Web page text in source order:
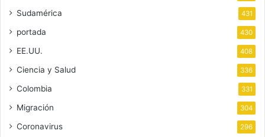
Sudamérica 431
portada 430
EE.UU. 408
Ciencia y Salud 336
Colombia 331
Migración 304
Coronavirus 296